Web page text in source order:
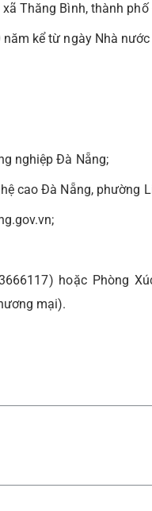
Thăng Bình, thành phố
kể từ ngày Nhà
nghiệp Đà Nẵng;
cao Đà Nẵng, phường
hoặc Phòng
mại).